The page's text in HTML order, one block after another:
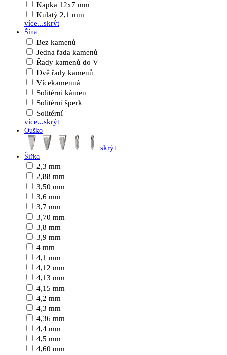
Kapka 12x7 mm
Kulatý 2,1 mm
více...skrýt
Šína
Bez kamenů
Jedna řada kamenů
Řady kamenů do V
Dvě řady kamenů
Vícekamenná
Solitérní kámen
Solitérní šperk
Solitérní
více...skrýt
Ouško
skrýt
Šířka
2,3 mm
2,88 mm
3,50 mm
3,6 mm
3,7 mm
3,70 mm
3,8 mm
3,9 mm
4 mm
4,1 mm
4,12 mm
4,13 mm
4,15 mm
4,2 mm
4,3 mm
4,36 mm
4,4 mm
4,5 mm
4,60 mm